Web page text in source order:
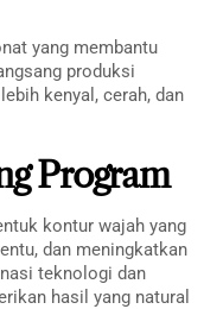
yang membantu
produksi
kenyal, cerah, dan
Program
kontur wajah yang
dan meningkatkan
teknologi dan
hasil yang natural